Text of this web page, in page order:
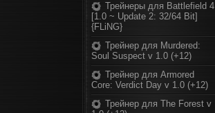
Трейнеры для Battlefield 4
[1.0 ~ Update 2: 32/64 Bit]
{FLiNG}
Трейнер для Murdered:
Soul Suspect v 1.0 (+12)
Трейнер для Armored
Core: Verdict Day v 1.0 (+12)
Трейнер для The Forest v